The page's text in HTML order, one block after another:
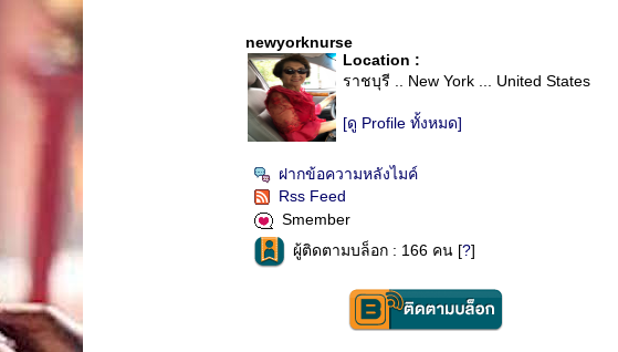
newyorknurse
Location :
ราชบุรี .. New York ... United States
[ดู Profile ทั้งหมด]
ฝากข้อความหลังไมค์
Rss Feed
Smember
ผู้ติดตามบล็อก : 166 คน [?]